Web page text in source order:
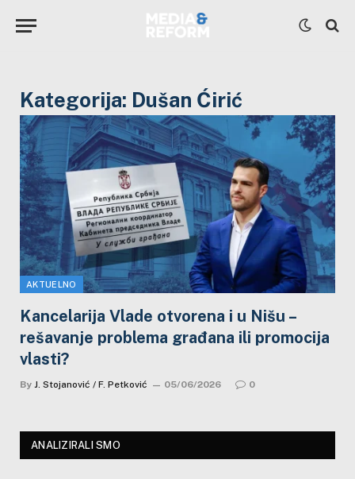
Kategorija: Dušan Ćirić
AKTUELNO
Kancelarija Vlade otvorena i u Nišu –
rešavanje problema građana ili promocija
vlasti?
By J. Stojanović / F. Petković 05/06/2026 0
ANALIZIRALI SMO